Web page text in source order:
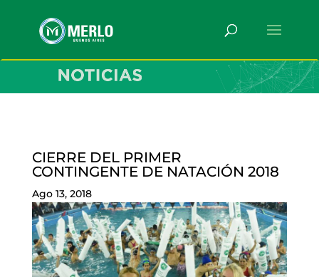
CIERRE DEL PRIMER
CONTINGENTE DE NATACIÓN 2018
Ago 13, 2018